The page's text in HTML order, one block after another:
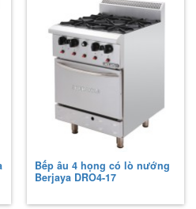
Bếp âu 4 họng có lò nướng
Berjaya DRO4-17